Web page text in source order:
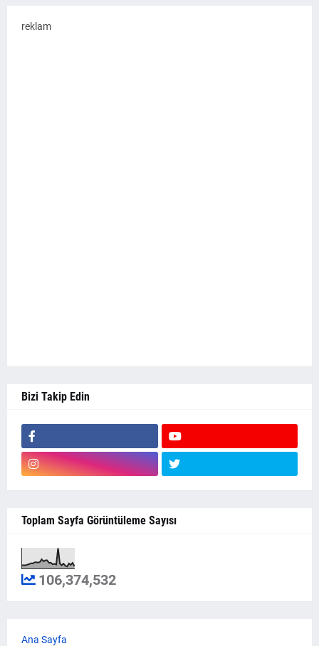
reklam
Bizi Takip Edin
Toplam Sayfa Görüntüleme Sayısı
106,374,532
Ana Sayfa